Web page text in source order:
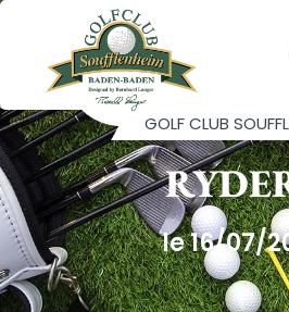
GOLF CLUB
le 16/07/